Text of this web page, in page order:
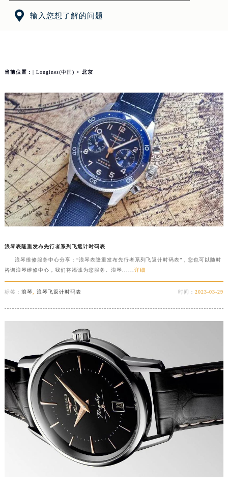
 输入您想了解的问题
当前位置： | Longines(中国) > 北京
浪琴表隆重发布先行者系列飞返计时码表
浪琴维修服务中心分享：“浪琴表隆重发布先行者系列飞返计时码表”，您也可以随时
咨询浪琴维修中心，我们将竭诚为您服务。浪琴...... 详细
标签： 浪琴 浪琴飞返计时码表 时间：2023-03-29